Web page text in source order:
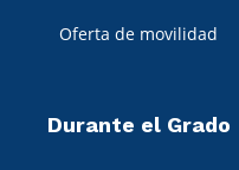
Oferta de movilidad
Durante el Grado